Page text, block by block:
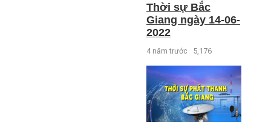
Thời sự Bắc
Giang ngày 14-06-
2022
4 năm trước 5,176